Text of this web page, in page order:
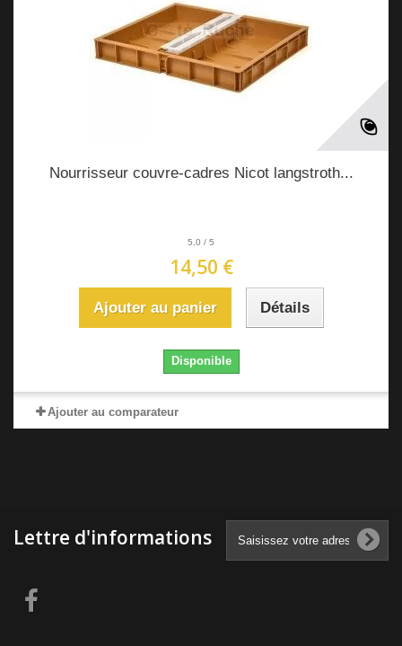
Nourrisseur couvre-cadres Nicot langstroth...
5.0 / 5
14,50 €
Ajouter au panier Détails
Disponible
Ajouter au comparateur
Lettre d'informations